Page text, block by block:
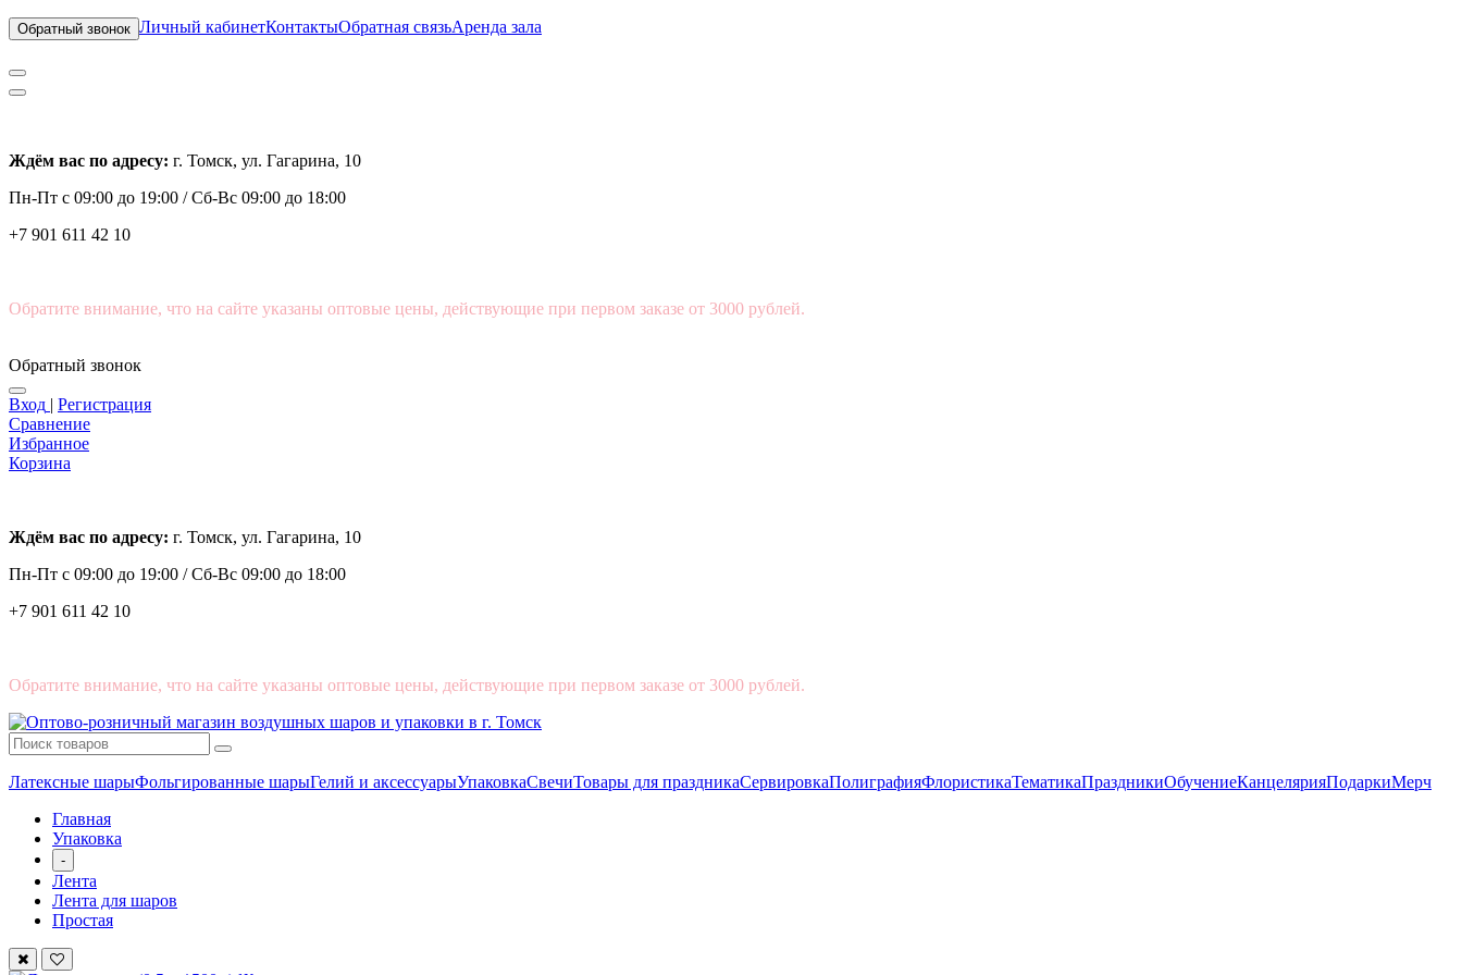
Обратный звонок Личный кабинетКонтактыОбратная связьАренда зала
Ждём вас по адресу: г. Томск, ул. Гагарина, 10
Пн-Пт с 09:00 до 19:00 /Сб-Вс 09:00 до 18:00
+7 901 611 42 10
Обратите внимание, что на сайте указаны оптовые цены, действующие при первом заказе от 3000 рублей.
Обратный звонок
Вход | Регистрация
Сравнение
Избранное
Корзина
Ждём вас по адресу: г. Томск, ул. Гагарина, 10
Пн-Пт с 09:00 до 19:00 /Сб-Вс 09:00 до 18:00
+7 901 611 42 10
Обратите внимание, что на сайте указаны оптовые цены, действующие при первом заказе от 3000 рублей.
Латексные шарыФольгированные шарыГелий и аксессуарыУпаковкаСвечиТовары для праздникаСервировкаПолиграфияФлористикаТематикаПраздникиОбучениеКанцелярияПодаркиМерч
Главная
Упаковка
-
Лента
Лента для шаров
Простая